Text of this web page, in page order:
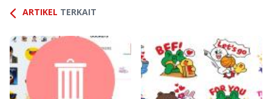
ARTIKEL TERKAIT